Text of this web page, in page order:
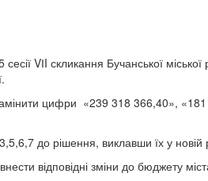
VІI скликання Бучанської
цифри «239 318 366,40»,
до рішення, виклавши їх у новій
відповідні зміни до бюджету